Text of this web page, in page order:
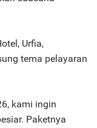
Urfia,
tema pelayaran
kami ingin
Paketnya